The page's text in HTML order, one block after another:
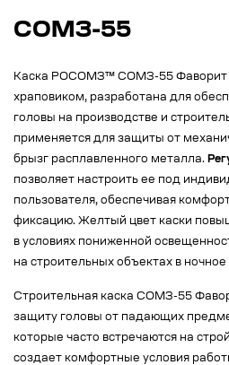
СОМЗ-55
Каска РОСОМЗ™ СОМЗ-55 Фаворит
храповиком, разработана для
головы на производстве и
применяется для защиты от
брызг расплавленного металла.
позволяет настроить ее под
пользователя, обеспечивая
фиксацию. Желтый цвет каски
в условиях пониженной
на строительных объектах в ночное
Строительная каска СОМЗ-55
защиту головы от падающих
которые часто встречаются на
создает комфортные условия